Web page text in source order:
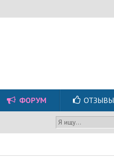
ФОРУМ ОТЗЫВЫ
Я ищу...